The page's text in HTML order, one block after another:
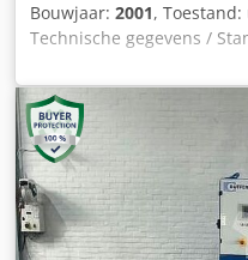
Bouwjaar: 2001, Toestand:
Technische gegevens /
Idof Uef Werkhoogtes
slijpeenheid
gebruik van 2
Siemens Motorvermogen
25 m/s Pneumatische